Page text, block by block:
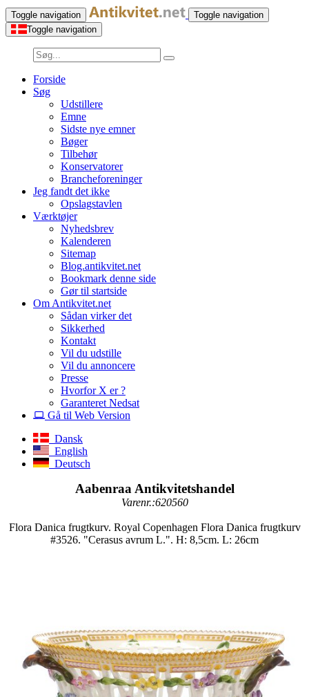
Toggle navigation
Toggle navigation
Toggle navigation
Forside
Søg
Udstillere
Emne
Sidste nye emner
Bøger
Tilbehør
Konservatorer
Brancheforeninger
Jeg fandt det ikke
Opslagstavlen
Værktøjer
Nyhedsbrev
Kalenderen
Sitemap
Blog.antikvitet.net
Bookmark denne side
Gør til startside
Om Antikvitet.net
Sådan virker det
Sikkerhed
Kontakt
Vil du udstille
Vil du annoncere
Presse
Hvorfor X er ?
Garanteret Nedsat
Gå til Web Version
Dansk
English
Deutsch
Aabenraa Antikvitetshandel
Varenr.:620560
Flora Danica frugtkurv. Royal Copenhagen Flora Danica frugtkurv
#3526. "Cerasus avrum L.". H: 8,5cm. L: 26cm